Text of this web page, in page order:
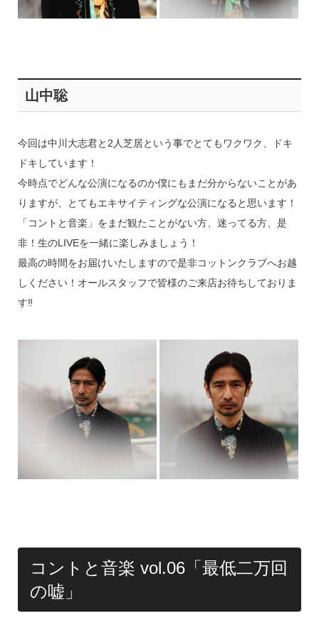
山中聡
今回は中川大志君と2人芝居という事でとてもワクワク、ドキ
ドキしています！
今時点でどんな公演になるのか僕にもまだ分からないことがあ
りますが、とてもエキサイティングな公演になると思います！
「コントと音楽」をまだ観たことがない方、迷ってる方、是
非！生のLIVEを一緒に楽しみましょう！
最高の時間をお届けいたしますので是非コットンクラブへお越
しください！オールスタッフで皆様のご来店お待ちしておりま
す‼
コントと音楽 vol.06「最低二万回
の嘘」